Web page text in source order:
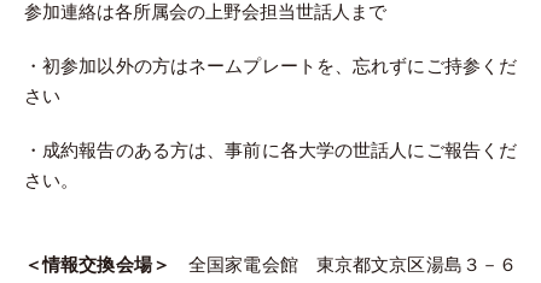
参加連絡は各所属会の上野会担当世話人まで
・初参加以外の方はネームプレートを、忘れずにご持参くだ
さい
・成約報告のある方は、事前に各大学の世話人にご報告くだ
さい。
＜情報交換会場＞全国家電会館
東京都文京区湯島３－６